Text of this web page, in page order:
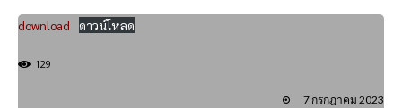
download ดาวน์โหลด
129
7 กรกฎาคม 2023